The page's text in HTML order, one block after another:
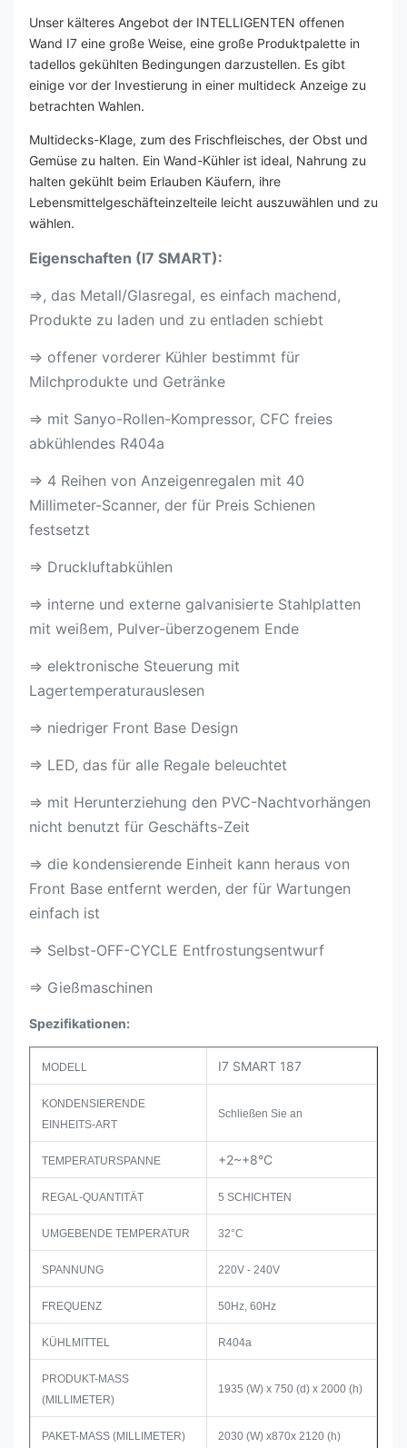
Unser kälteres Angebot der INTELLIGENTEN offenen
Wand I7 eine große Weise, eine große Produktpalette in
tadellos gekühlten Bedingungen darzustellen. Es gibt
einige vor der Investierung in einer multideck Anzeige zu
betrachten Wahlen.
Multidecks-Klage, zum des Frischfleisches, der Obst und
Gemüse zu halten. Ein Wand-Kühler ist ideal, Nahrung zu
halten gekühlt beim Erlauben Käufern, ihre
Lebensmittelgeschäfteinzelteile leicht auszuwählen und zu
wählen.
Eigenschaften (I7 SMART):
⇒, das Metall/Glasregal, es einfach machend,
Produkte zu laden und zu entladen schiebt
⇒ offener vorderer Kühler bestimmt für
Milchprodukte und Getränke
⇒ mit Sanyo-Rollen-Kompressor, CFC freies
abkühlendes R404a
⇒ 4 Reihen von Anzeigenregalen mit 40
Millimeter-Scanner, der für Preis Schienen
festsetzt
⇒ Druckluftabkühlen
⇒ interne und externe galvanisierte Stahlplatten
mit weißem, Pulver-überzogenem Ende
⇒ elektronische Steuerung mit
Lagertemperaturauslesen
⇒ niedriger Front Base Design
⇒ LED, das für alle Regale beleuchtet
⇒ mit Herunterziehung den PVC-Nachtvorhängen
nicht benutzt für Geschäfts-Zeit
⇒ die kondensierende Einheit kann heraus von
Front Base entfernt werden, der für Wartungen
einfach ist
⇒ Selbst-OFF-CYCLE Entfrostungsentwurf
⇒ Gießmaschinen
Spezifikationen:
MODELL I7 SMART 187
KONDENSIERENDE
EINHEITS-ART
Schließen Sie an
TEMPERATURSPANNE +2~+8°C
REGAL-QUANTITÄT 5 SCHICHTEN
UMGEBENDE TEMPERATUR 32°C
SPANNUNG 220V - 240V
FREQUENZ 50Hz, 60Hz
KÜHLMITTEL R404a
PRODUKT-MASS
(MILLIMETER)
1935 (W) x 750 (d) x 2000 (h)
PAKET-MASS (MILLIMETER) 2030 (W) x870x 2120 (h)